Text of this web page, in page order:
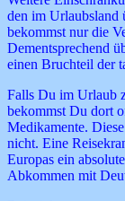
den im Urlaubsland
bekommst nur die
Dementsprechend
einen Bruchteil der
Falls Du im Urlaub
bekommst Du dort
Medikamente.
nicht. Eine
Europas ein
Abkommen mit